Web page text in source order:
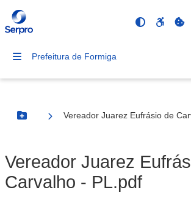
Prefeitura de Formiga
Botão Menu
Vereador Juarez Eufrásio de
Vereador Juarez
Carvalho - PL.pdf